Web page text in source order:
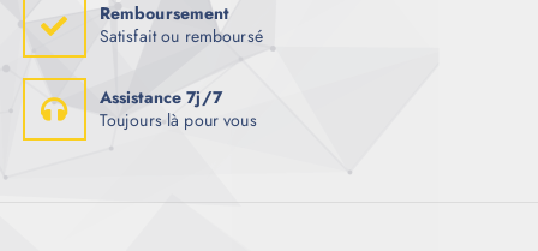
Remboursement
Satisfait ou remboursé
Assistance 7j/7
Toujours là pour vous